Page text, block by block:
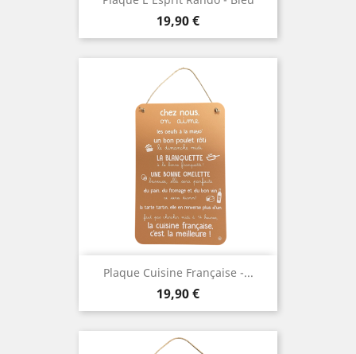
Prix
19,90 €
Plaque Cuisine Française -...
Prix
19,90 €